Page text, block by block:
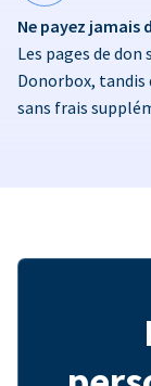
Ne payez jamais
Les pages de
Donorbox, tandis
sans frais